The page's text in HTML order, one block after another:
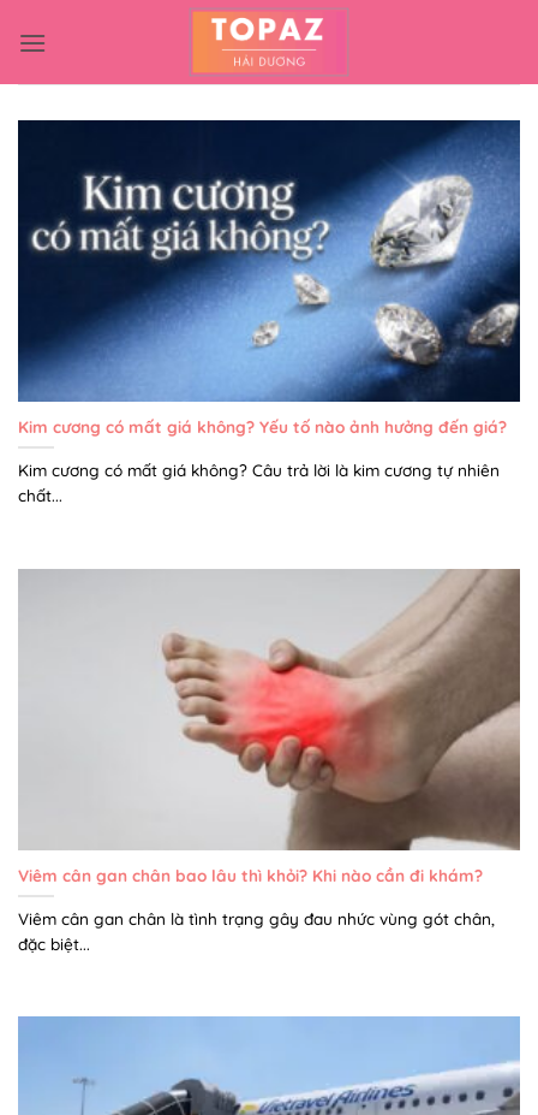
qua
Kim cương có mất giá không? Yếu tố nào ảnh hưởng đến giá?
Kim cương có mất giá không? Câu trả lời là kim cương tự nhiên
chất...
Viêm cân gan chân bao lâu thì khỏi? Khi nào cần đi khám?
Viêm cân gan chân là tình trạng gây đau nhức vùng gót chân,
đặc biệt...